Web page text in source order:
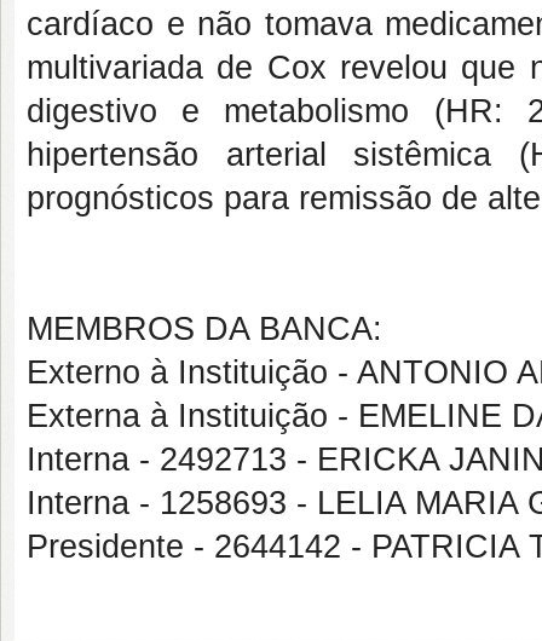
cardíaco e não tomava
multivariada de Cox revelou que
digestivo e metabolismo (HR:
hipertensão arterial sistêmica
prognósticos para remissão de
MEMBROS DA BANCA:
Externo à Instituição - ANTONIO
Externa à Instituição - EMELINE
Interna - 2492713 - ERICKA
Interna - 1258693 - LELIA MARIA
Presidente - 2644142 - PATRICIA